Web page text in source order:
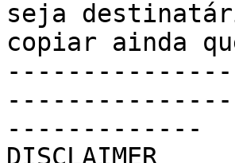
seja
copiar ainda
-------------
DISCLAIMER